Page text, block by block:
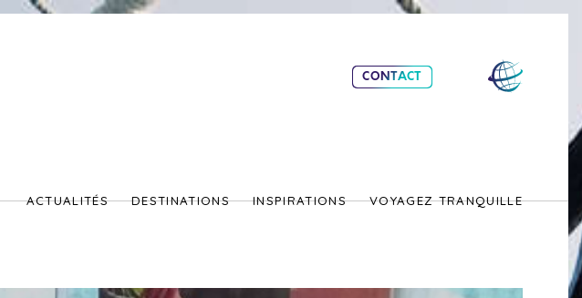
ACTUALITÉS DESTINATIONS INSPIRATIONS VOYAGEZ TRANQUILLE
CONTACT